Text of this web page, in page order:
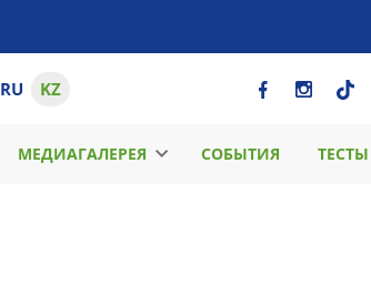
RU KZ
МЕДИАГАЛЕРЕЯ СОБЫТИЯ ТЕСТЫ